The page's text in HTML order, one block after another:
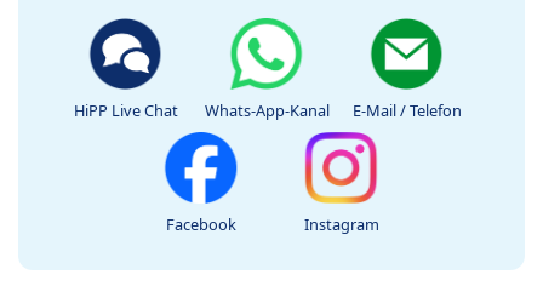
HiPP Live Chat Whats-App-Kanal E-Mail / Telefon
Facebook Instagram